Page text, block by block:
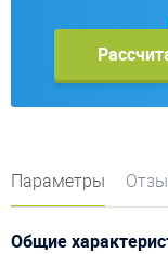
Параметры
Общие